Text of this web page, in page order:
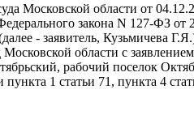
Московской области от
закона N 127-ФЗ от
- заявитель, Кузьмичева
области с
рабочий поселок
1 статьи 71, пункта 4